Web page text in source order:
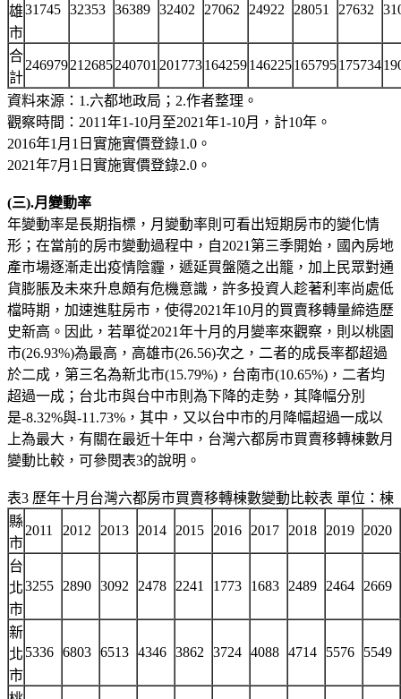
雄
市
31745 32353 36389 32402 27062 24922 28051 27632
合
計
246979212685240701 201773164259146225165795175734
資料來源：1.六都地政局；2.作者整理。
觀察時間：2011年1-10月至2021年1-10月，計10年。
2016年1月1日實施實價登錄1.0。
2021年7月1日實施實價登錄2.0。
(三).月變動率
年變動率是長期指標，月變動率則可看出短期房市的變化情
形；在當前的房市變動過程中，自2021第三季開始，國內房地
產市場逐漸走出疫情陰霾，遞延買盤隨之出籠，加上民眾對通
貨膨脹及未來升息頗有危機意識，許多投資人趁著利率尚處低
檔時期，加速進駐房市，使得2021年10月的買賣移轉量締造歷
史新高。因此，若單從2021年十月的月變率來觀察，則以桃園
市(26.93%)為最高，高雄市(26.56)次之，二者的成長率都超過
於二成，第三名為新北市(15.79%)，台南市(10.65%)，二者均
超過一成；台北市與台中市則為下降的走勢，其降幅分別
是-8.32%與-11.73%，其中，又以台中市的月降幅超過一成以
上為最大，有關在最近十年中，台灣六都房市買賣移轉棟數月
變動比較，可參閱表3的說明。
表3 歷年十月台灣六都房市買賣移轉棟數變動比較表 單位：棟
縣
市
2011 2012 2013 2014 2015 2016 2017 2018 2019 2020
台
北
市
3255 2890 3092 2478 2241 1773 1683 2489 2464 2669
新
北
市
5336 6803 6513 4346 3862 3724 4088 4714 5576 5549